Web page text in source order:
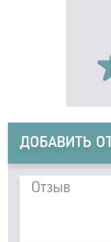
ДОБАВИТЬ